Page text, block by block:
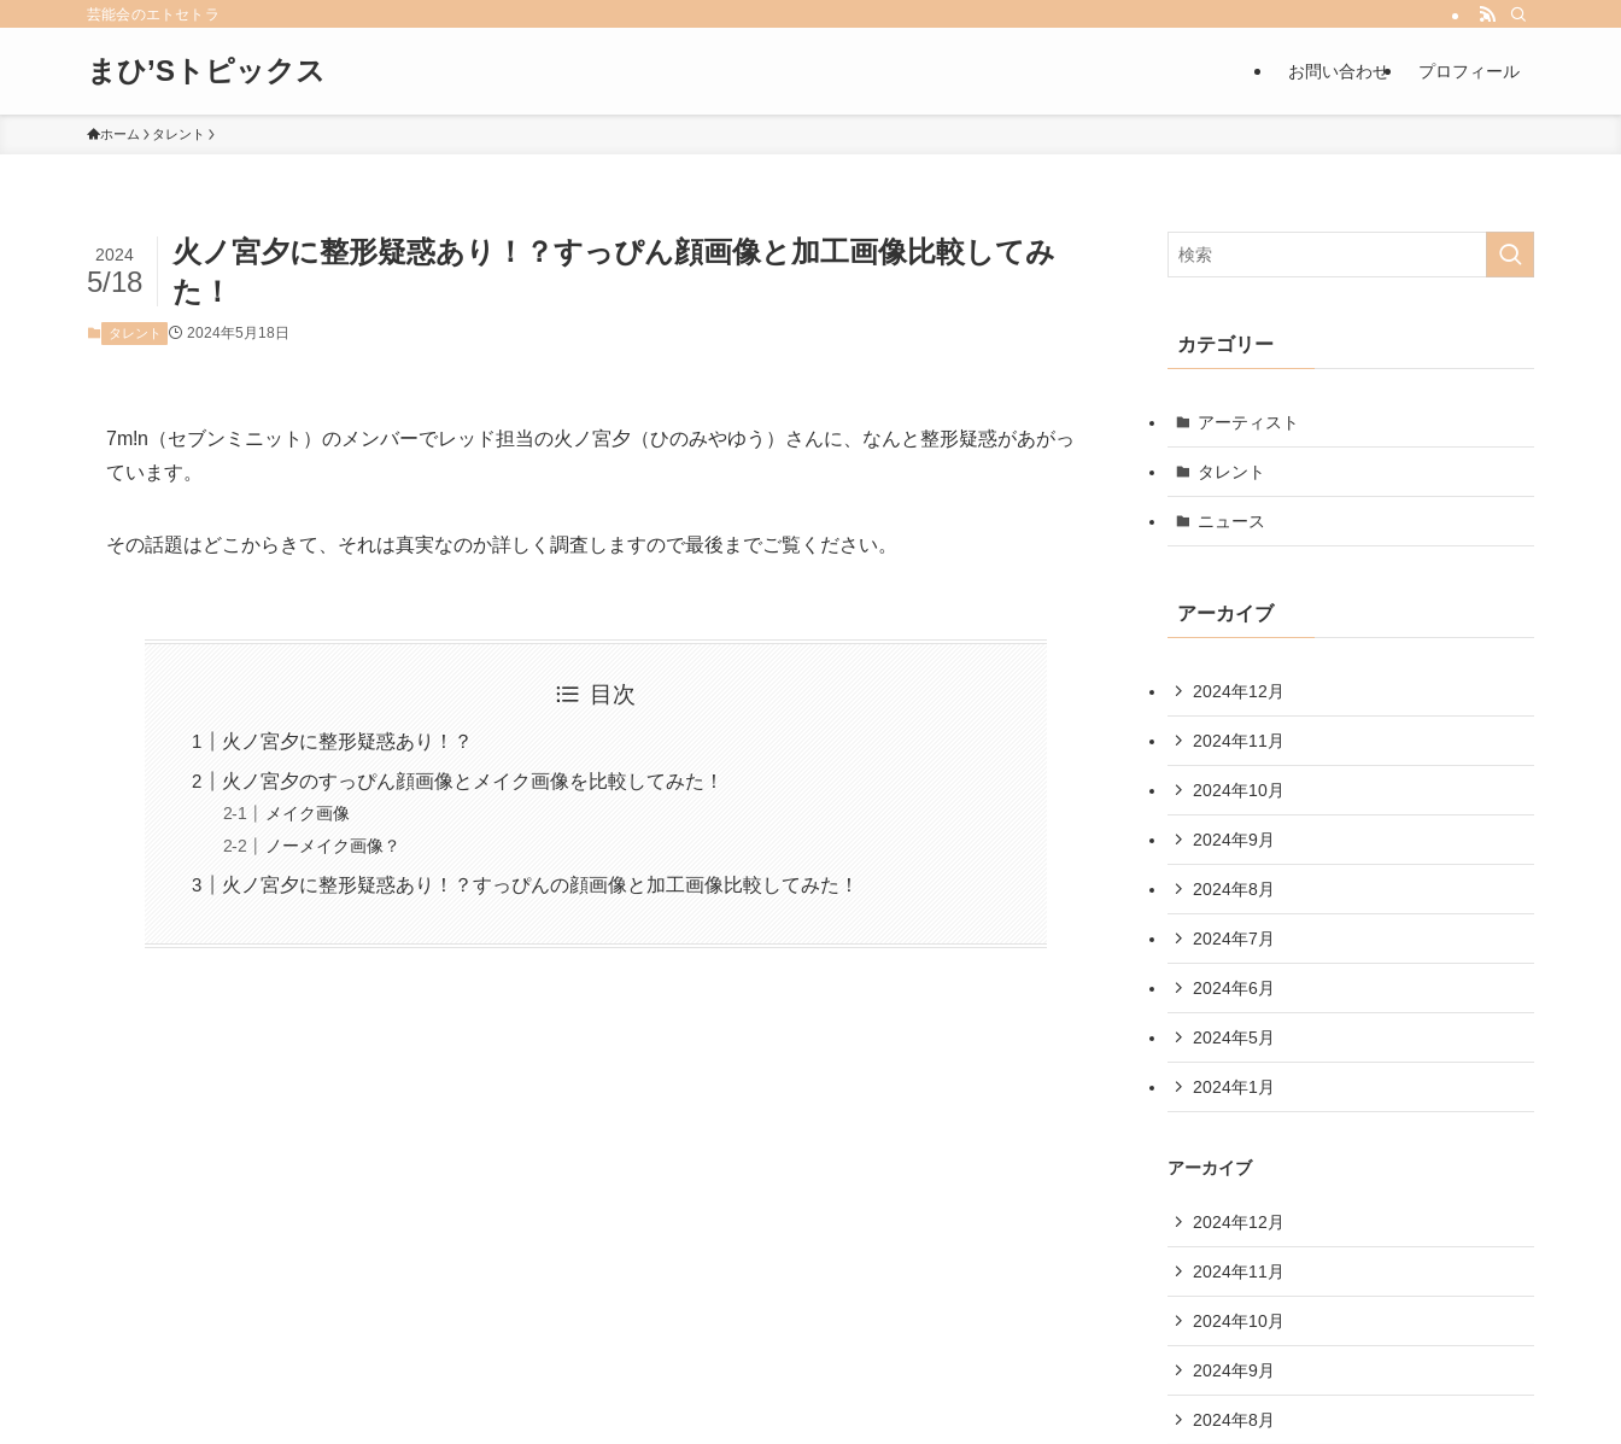
芸能会のエトセトラ
まひ’Sトピックス お問い合わせ プロフィール
ホーム タレント
火ノ宮夕に整形疑惑あり！？すっぴん顔画像と加工画像比較してみ
た！
2024
5/18
タレント 2024年5月18日
7m!n（セブンミニット）のメンバーでレッド担当の火ノ宮夕（ひのみやゆう）さんに、なんと整形疑惑があがっ
ています。
その話題はどこからきて、それは真実なのか詳しく調査しますので最後までご覧ください。
目次
火ノ宮夕に整形疑惑あり！？
火ノ宮夕のすっぴん顔画像とメイク画像を比較してみた！
メイク画像
ノーメイク画像？
火ノ宮夕に整形疑惑あり！？すっぴんの顔画像と加工画像比較してみた！
カテゴリー
アーティスト
タレント
ニュース
アーカイブ
2024年12月
2024年11月
2024年10月
2024年9月
2024年8月
2024年7月
2024年6月
2024年5月
2024年1月
アーカイブ
2024年12月
2024年11月
2024年10月
2024年9月
2024年8月